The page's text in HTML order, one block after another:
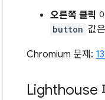
오른쪽 클릭
button 값은
Chromium 문제:
Lighthouse